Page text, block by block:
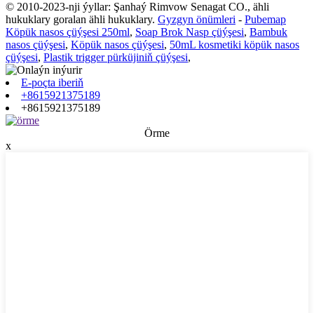
© 2010-2023-nji ýyllar: Şanhaý Rimvow Senagat CO., ähli
hukuklary goralan ähli hukuklary. Gyzgyn önümleri - Pubemap
Köpük nasos çüýşesi 250ml, Soap Brok Nasp çüýşesi, Bambuk
nasos çüýşesi, Köpük nasos çüýşesi, 50mL kosmetiki köpük nasos
çüýşesi, Plastik trigger pürküjiniň çüýşesi,
E-poçta iberiň
+8615921375189
+8615921375189
Örme
x